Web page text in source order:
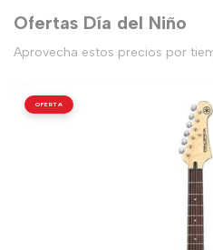
Ofertas Día del Niño
Aprovecha estos precios por
OFERTA